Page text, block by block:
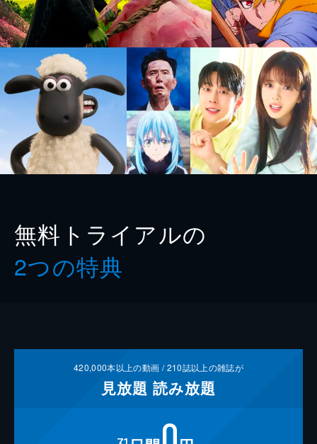
無料トライアルの
2つの特典
420,000本以上の動画 /210誌以上の雑誌が
見放題 読み放題